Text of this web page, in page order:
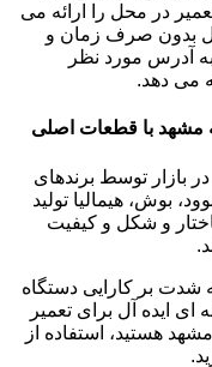
در محل را ارائه می
بدون صرف زمان و
به آدرس مورد نظر
می دهد.
مشهد با قطعات اصلی
بازار توسط برندهای
بوش، هیمالیا تولید
و شکل و کیفیت
شدت بر کارایی دستگاه
ای ایده آل برای تعمیر
هستید، استفاده از